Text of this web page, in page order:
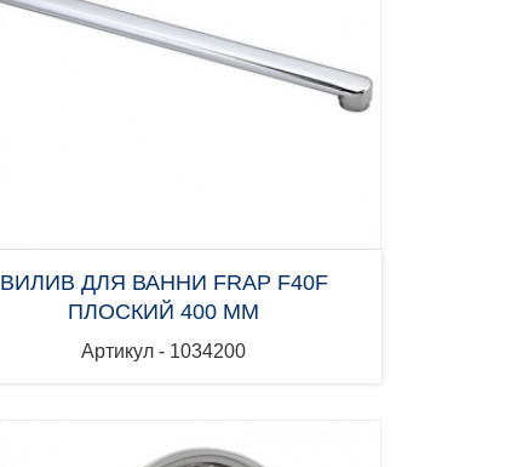
ВИЛИВ ДЛЯ ВАННИ FRAP F40F
ПЛОСКИЙ 400 ММ
Артикул - 1034200